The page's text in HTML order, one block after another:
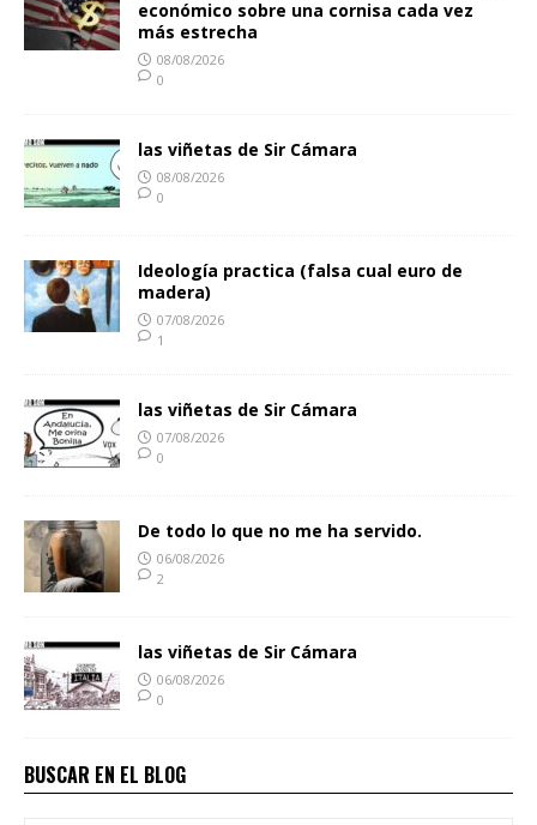
económico sobre una cornisa cada vez
más estrecha
08/08/2026
0
las viñetas de Sir Cámara
08/08/2026
0
Ideología practica (falsa cual euro de
madera)
07/08/2026
1
las viñetas de Sir Cámara
07/08/2026
0
De todo lo que no me ha servido.
06/08/2026
2
las viñetas de Sir Cámara
06/08/2026
0
BUSCAR EN EL BLOG